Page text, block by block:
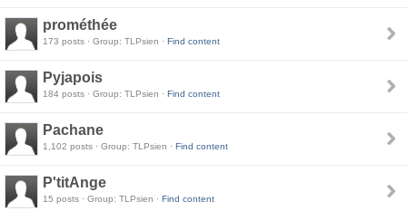
prométhée
173 posts · Group: TLPsien · Find content
Pyjapois
184 posts · Group: TLPsien · Find content
Pachane
1,102 posts · Group: TLPsien · Find content
P'titAnge
15 posts · Group: TLPsien · Find content